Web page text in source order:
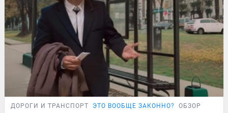
ДОРОГИ И ТРАНСПОРТ ЭТО ВООБЩЕ ЗАКОННО? ОБЗОР